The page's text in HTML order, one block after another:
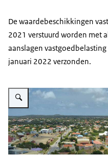
De waardebeschikkingen
2021 verstuurd worden met
aanslagen
januari 2022 verzonden.
Vergroot afbeelding Bonaire